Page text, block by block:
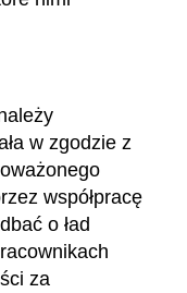
w zgodzie z
współpracę
o ład
za